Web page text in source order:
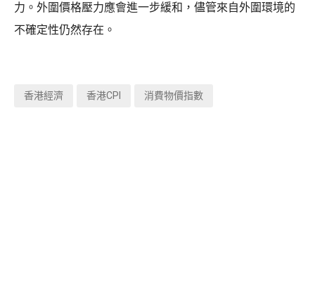
力。外圍價格壓力應會進一步緩和，儘管來自外圍環境的
不確定性仍然存在。
香港經濟 香港CPI 消費物價指數